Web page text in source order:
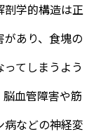
剖学的構造は正
あり、食塊の
てしまうよう
血管障害や筋
病などの神経変